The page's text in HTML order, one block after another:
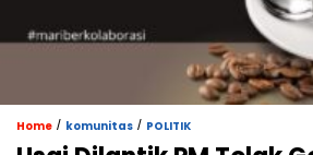
Home / komunitas / POLITIK